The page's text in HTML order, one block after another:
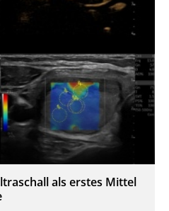
als erstes Mittel